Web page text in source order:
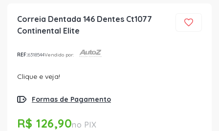
Correia Dentada 146 Dentes Ct1077
Continental Elite
REF:6318544Vendido por:
Clique e veja!
Formas de Pagamento
R$ 126,90